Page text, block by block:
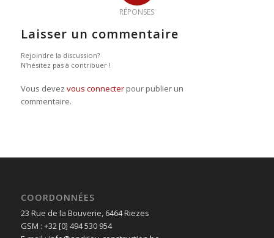
RÉPONSES
Laisser un commentaire
Rejoindre la discussion?
N’hésitez pas à contribuer !
Vous devez vous connecterpour publier un
commentaire.
COORDONNÉES
23 Rue de la Bouverie, 6464 Riezes
GSM : +32 [0] 494 530 954